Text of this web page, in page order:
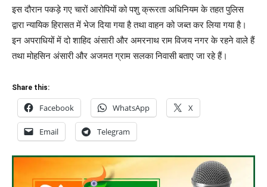
इस दौरान पकड़े गए चारों आरोपियों को पशु क्रूरता अधिनियम के तहत पुलिस
द्वारा न्यायिक हिरासत में भेज दिया गया है तथा वाहन को जब्त कर लिया गया है।
इन अपराधियों में दो शाहिद अंसारी और अमरनाथ राम विजय नगर के रहने वाले हैं
तथा मोहसिन अंसारी और अजमत ग्राम सलका निवासी बताए जा रहे हैं।
Share this:
Facebook WhatsApp X
Email Telegram